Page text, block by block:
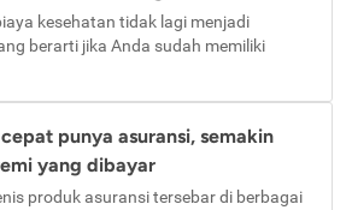
kesehatan tidak lagi menjadi
berarti jika Anda sudah memiliki
punya asuransi, semakin
yang dibayar
produk asuransi tersebar di berbagai